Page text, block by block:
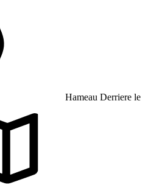
Hameau Derriere le